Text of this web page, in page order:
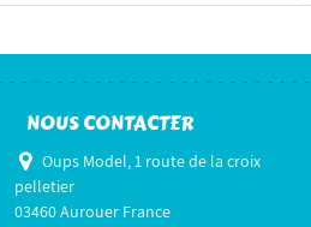
NOUS CONTACTER
Oups Model, 1 route de la croix
pelletier
03460 Aurouer France